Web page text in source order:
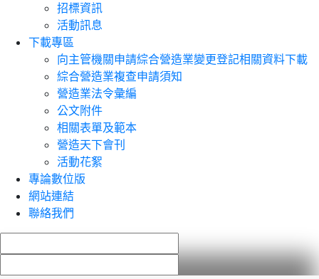
招標資訊
活動訊息
下載專區
向主管機關申請綜合營造業變更登記相關資料下載
綜合營造業複查申請須知
營造業法令彙編
公文附件
相關表單及範本
營造天下會刊
活動花絮
專論數位版
網站連結
聯絡我們